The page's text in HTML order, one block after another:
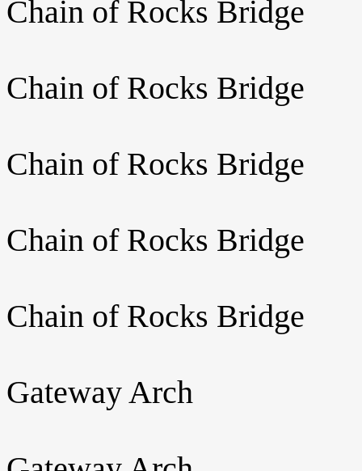
Chain of Rocks Bridge
Chain of Rocks Bridge
Chain of Rocks Bridge
Chain of Rocks Bridge
Chain of Rocks Bridge
Gateway Arch